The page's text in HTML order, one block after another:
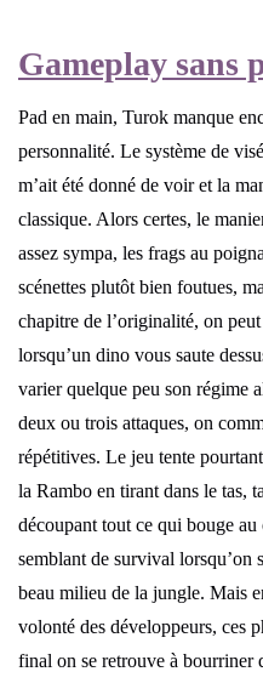
Gameplay sans
Pad en main, Turok manque
personnalité. Le système de
m’ait été donné de voir et la
classique. Alors certes, le
assez sympa, les frags au
scénettes plutôt bien foutues,
chapitre de l’originalité, on
lorsqu’un dino vous saute
varier quelque peu son régime
deux ou trois attaques, on
répétitives. Le jeu tente
la Rambo en tirant dans le tas,
découpant tout ce qui bouge
semblant de survival lorsqu’on
beau milieu de la jungle. Mais
volonté des développeurs, ces
final on se retrouve à bourriner